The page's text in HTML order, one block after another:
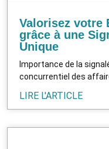
Valorisez votre
grâce à une
Unique
Importance de la
concurrentiel des
LIRE L'ARTICLE